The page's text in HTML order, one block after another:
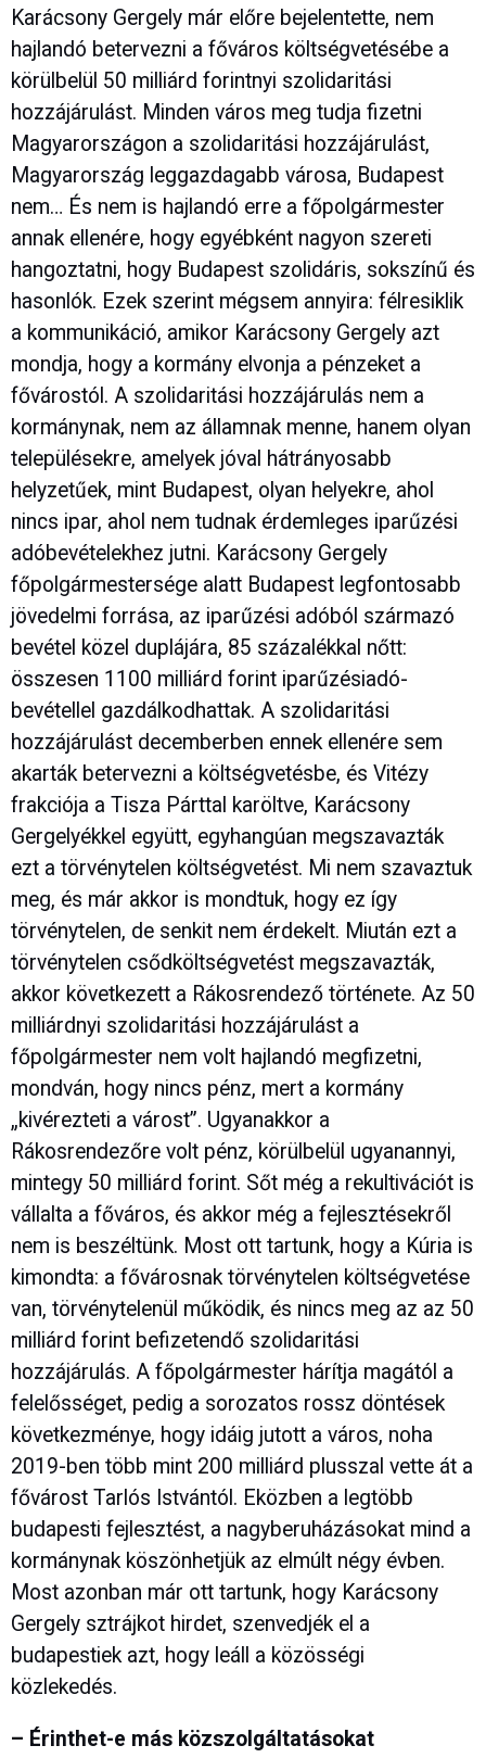
Karácsony Gergely már előre bejelentette, nem
hajlandó betervezni a főváros költségvetésébe a
körülbelül 50 milliárd forintnyi szolidaritási
hozzájárulást. Minden város meg tudja fizetni
Magyarországon a szolidaritási hozzájárulást,
Magyarország leggazdagabb városa, Budapest
nem… És nem is hajlandó erre a főpolgármester
annak ellenére, hogy egyébként nagyon szereti
hangoztatni, hogy Budapest szolidáris, sokszínű és
hasonlók. Ezek szerint mégsem annyira: félresiklik
a kommunikáció, amikor Karácsony Gergely azt
mondja, hogy a kormány elvonja a pénzeket a
fővárostól. A szolidaritási hozzájárulás nem a
kormánynak, nem az államnak menne, hanem olyan
településekre, amelyek jóval hátrányosabb
helyzetűek, mint Budapest, olyan helyekre, ahol
nincs ipar, ahol nem tudnak érdemleges iparűzési
adóbevételekhez jutni. Karácsony Gergely
főpolgármestersége alatt Budapest legfontosabb
jövedelmi forrása, az iparűzési adóból származó
bevétel közel duplájára, 85 százalékkal nőtt:
összesen 1100 milliárd forint iparűzésiadó-
bevétellel gazdálkodhattak. A szolidaritási
hozzájárulást decemberben ennek ellenére sem
akarták betervezni a költségvetésbe, és Vitézy
frakciója a Tisza Párttal karöltve, Karácsony
Gergelyékkel együtt, egyhangúan megszavazták
ezt a törvénytelen költségvetést. Mi nem szavaztuk
meg, és már akkor is mondtuk, hogy ez így
törvénytelen, de senkit nem érdekelt. Miután ezt a
törvénytelen csődköltségvetést megszavazták,
akkor következett a Rákosrendező története. Az 50
milliárdnyi szolidaritási hozzájárulást a
főpolgármester nem volt hajlandó megfizetni,
mondván, hogy nincs pénz, mert a kormány
„kivérezteti a várost”. Ugyanakkor a
Rákosrendezőre volt pénz, körülbelül ugyanannyi,
mintegy 50 milliárd forint. Sőt még a rekultivációt is
vállalta a főváros, és akkor még a fejlesztésekről
nem is beszéltünk. Most ott tartunk, hogy a Kúria is
kimondta: a fővárosnak törvénytelen költségvetése
van, törvénytelenül működik, és nincs meg az az 50
milliárd forint befizetendő szolidaritási
hozzájárulás. A főpolgármester hárítja magától a
felelősséget, pedig a sorozatos rossz döntések
következménye, hogy idáig jutott a város, noha
2019-ben több mint 200 milliárd plusszal vette át a
fővárost Tarlós Istvántól. Eközben a legtöbb
budapesti fejlesztést, a nagyberuházásokat mind a
kormánynak köszönhetjük az elmúlt négy évben.
Most azonban már ott tartunk, hogy Karácsony
Gergely sztrájkot hirdet, szenvedjék el a
budapestiek azt, hogy leáll a közösségi
közlekedés.
– Érinthet-e más közszolgáltatásokat